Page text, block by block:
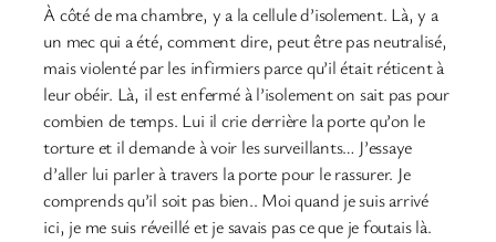
À côté de ma chambre, y a la cellule d’isolement. Là, y a
un mec qui a été, comment dire, peut être pas neutralisé,
mais violenté par les infirmiers parce qu’il était réticent à
leur obéir. Là, il est enfermé à l’isolement on sait pas pour
combien de temps. Lui il crie derrière la porte qu’on le
torture et il demande à voir les surveillants… J’essaye
d’aller lui parler à travers la porte pour le rassurer. Je
comprends qu’il soit pas bien.. Moi quand je suis arrivé
ici, je me suis réveillé et je savais pas ce que je foutais là.